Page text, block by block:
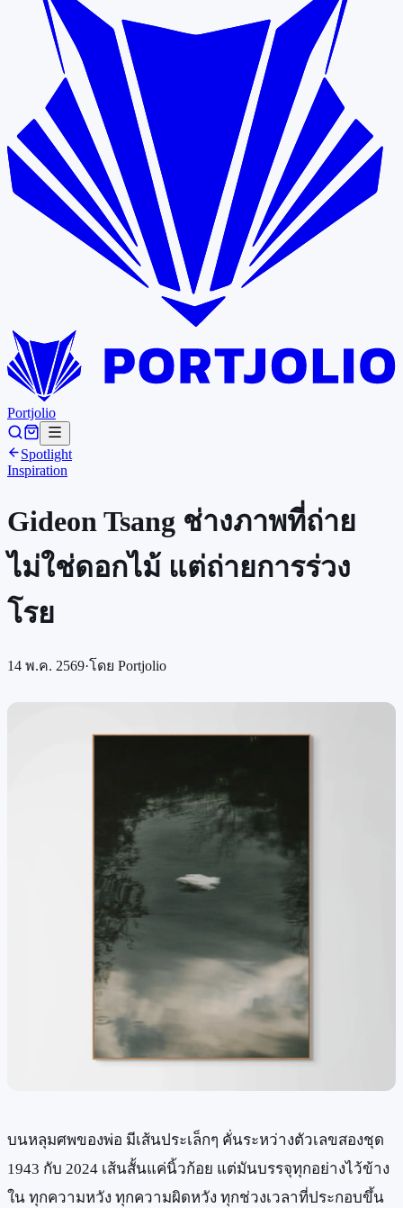
Portjolio
Spotlight
Inspiration
Gideon Tsang ช่างภาพที่ถ่าย
ไม่ใช่ดอกไม้ แต่ถ่ายการร่วง
โรย
14 พ.ค. 2569·โดย Portjolio
บนหลุมศพของพ่อ มีเส้นประเล็กๆ คั่นระหว่างตัวเลขสองชุด
1943 กับ 2024 เส้นสั้นแค่นิ้วก้อย แต่มันบรรจุทุกอย่างไว้ข้าง
ใน ทุกความหวัง ทุกความผิดหวัง ทุกช่วงเวลาที่ประกอบขึ้น